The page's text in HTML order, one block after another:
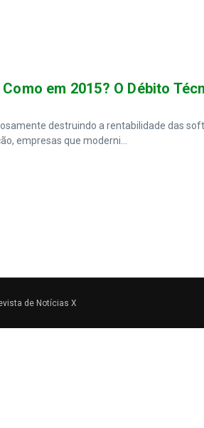
em 2015? O Débito
destruindo a rentabilidade das
empresas que moderni...
de Notícias X